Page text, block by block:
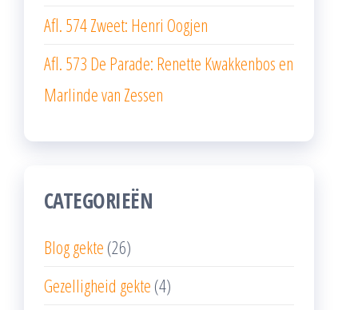
Afl. 574 Zweet: Henri Oogjen
Afl. 573 De Parade: Renette Kwakkenbos en
Marlinde van Zessen
CATEGORIEËN
Blog gekte (26)
Gezelligheid gekte (4)